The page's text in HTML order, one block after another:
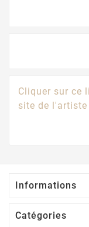
Cliquer sur ce
site de l'artiste
Informations
Catégories